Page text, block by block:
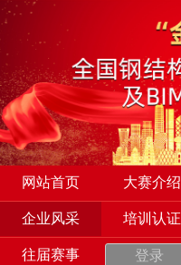
网站首页 大赛介绍
企业风采 培训认证
往届赛事 登录